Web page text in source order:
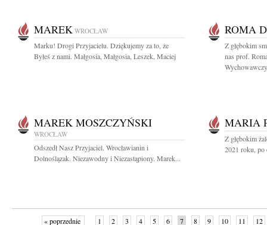
MAREK WROCŁAW
Marku! Drogi Przyjacielu. Dziękujemy za to, że
Byłeś z nami. Małgosia, Małgosia, Leszek, Maciej
ROMA
Z głębokim
nas prof.
MAREK MOSZCZYŃSKI
WROCŁAW
Odszedł Nasz Przyjaciel. Wrocławianin i
Dolnoślązak. Niezawodny i Niezastąpiony. Marek...
MARIA
Z głębokim
2021 roku, po
« poprzednie 1 2 3 4 5 6 7 8 9 10 11 12